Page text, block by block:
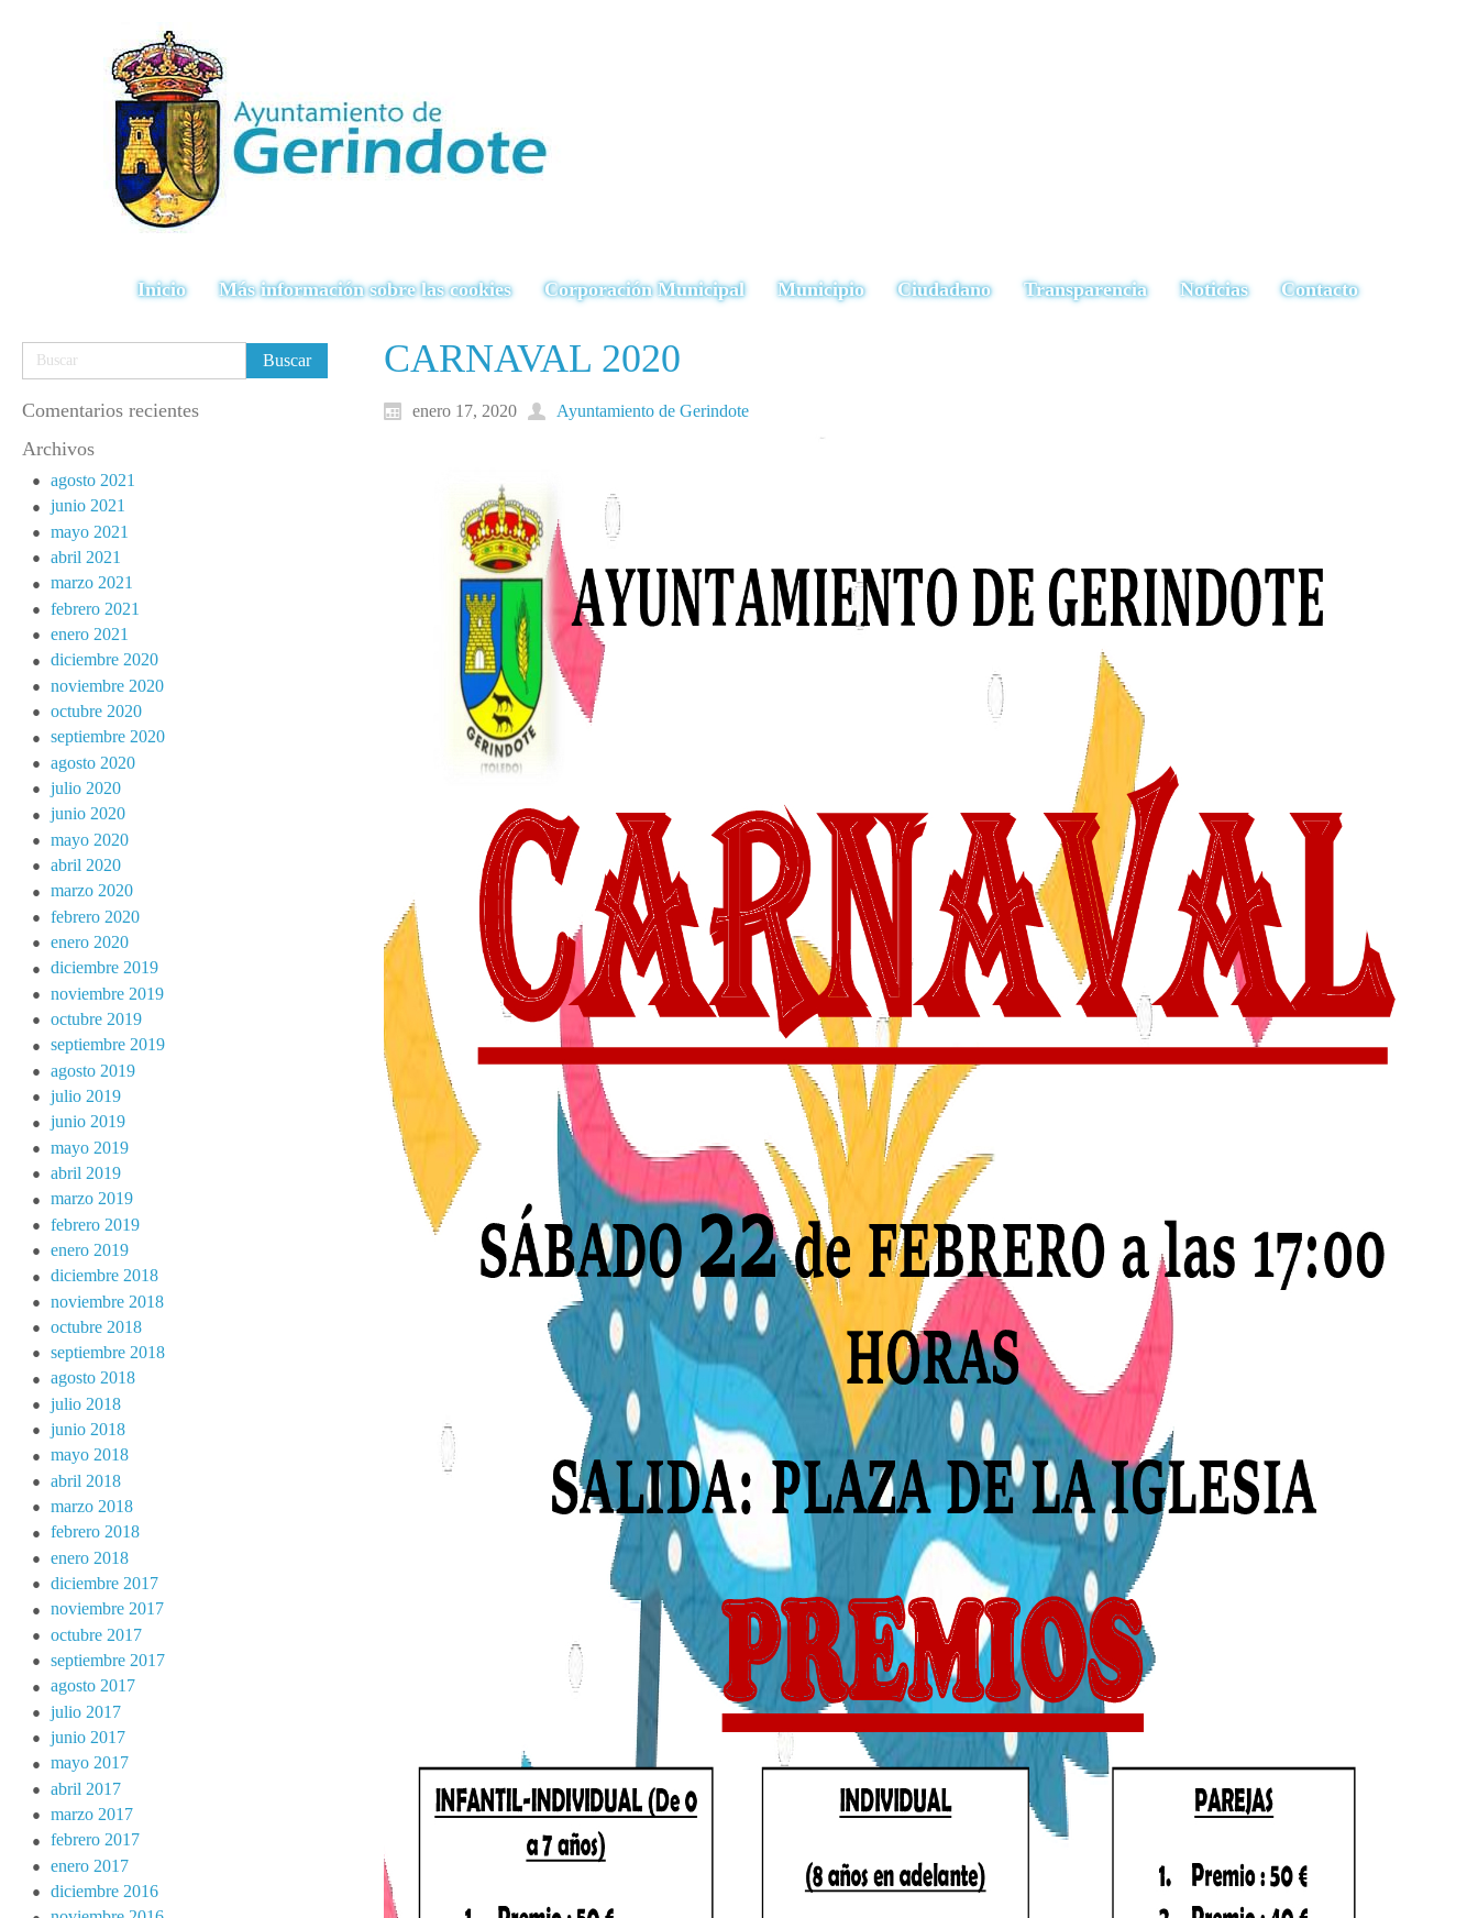
Inicio Más información sobre las cookies Corporación Municipal Municipio Ciudadano Transparencia Noticias Contacto
Comentarios recientes
Archivos
agosto 2021
junio 2021
mayo 2021
abril 2021
marzo 2021
febrero 2021
enero 2021
diciembre 2020
noviembre 2020
octubre 2020
septiembre 2020
agosto 2020
julio 2020
junio 2020
mayo 2020
abril 2020
marzo 2020
febrero 2020
enero 2020
diciembre 2019
noviembre 2019
octubre 2019
septiembre 2019
agosto 2019
julio 2019
junio 2019
mayo 2019
abril 2019
marzo 2019
febrero 2019
enero 2019
diciembre 2018
noviembre 2018
octubre 2018
septiembre 2018
agosto 2018
julio 2018
junio 2018
mayo 2018
abril 2018
marzo 2018
febrero 2018
enero 2018
diciembre 2017
noviembre 2017
octubre 2017
septiembre 2017
agosto 2017
julio 2017
junio 2017
mayo 2017
abril 2017
marzo 2017
febrero 2017
enero 2017
diciembre 2016
CARNAVAL 2020
enero 17, 2020 Ayuntamiento de Gerindote